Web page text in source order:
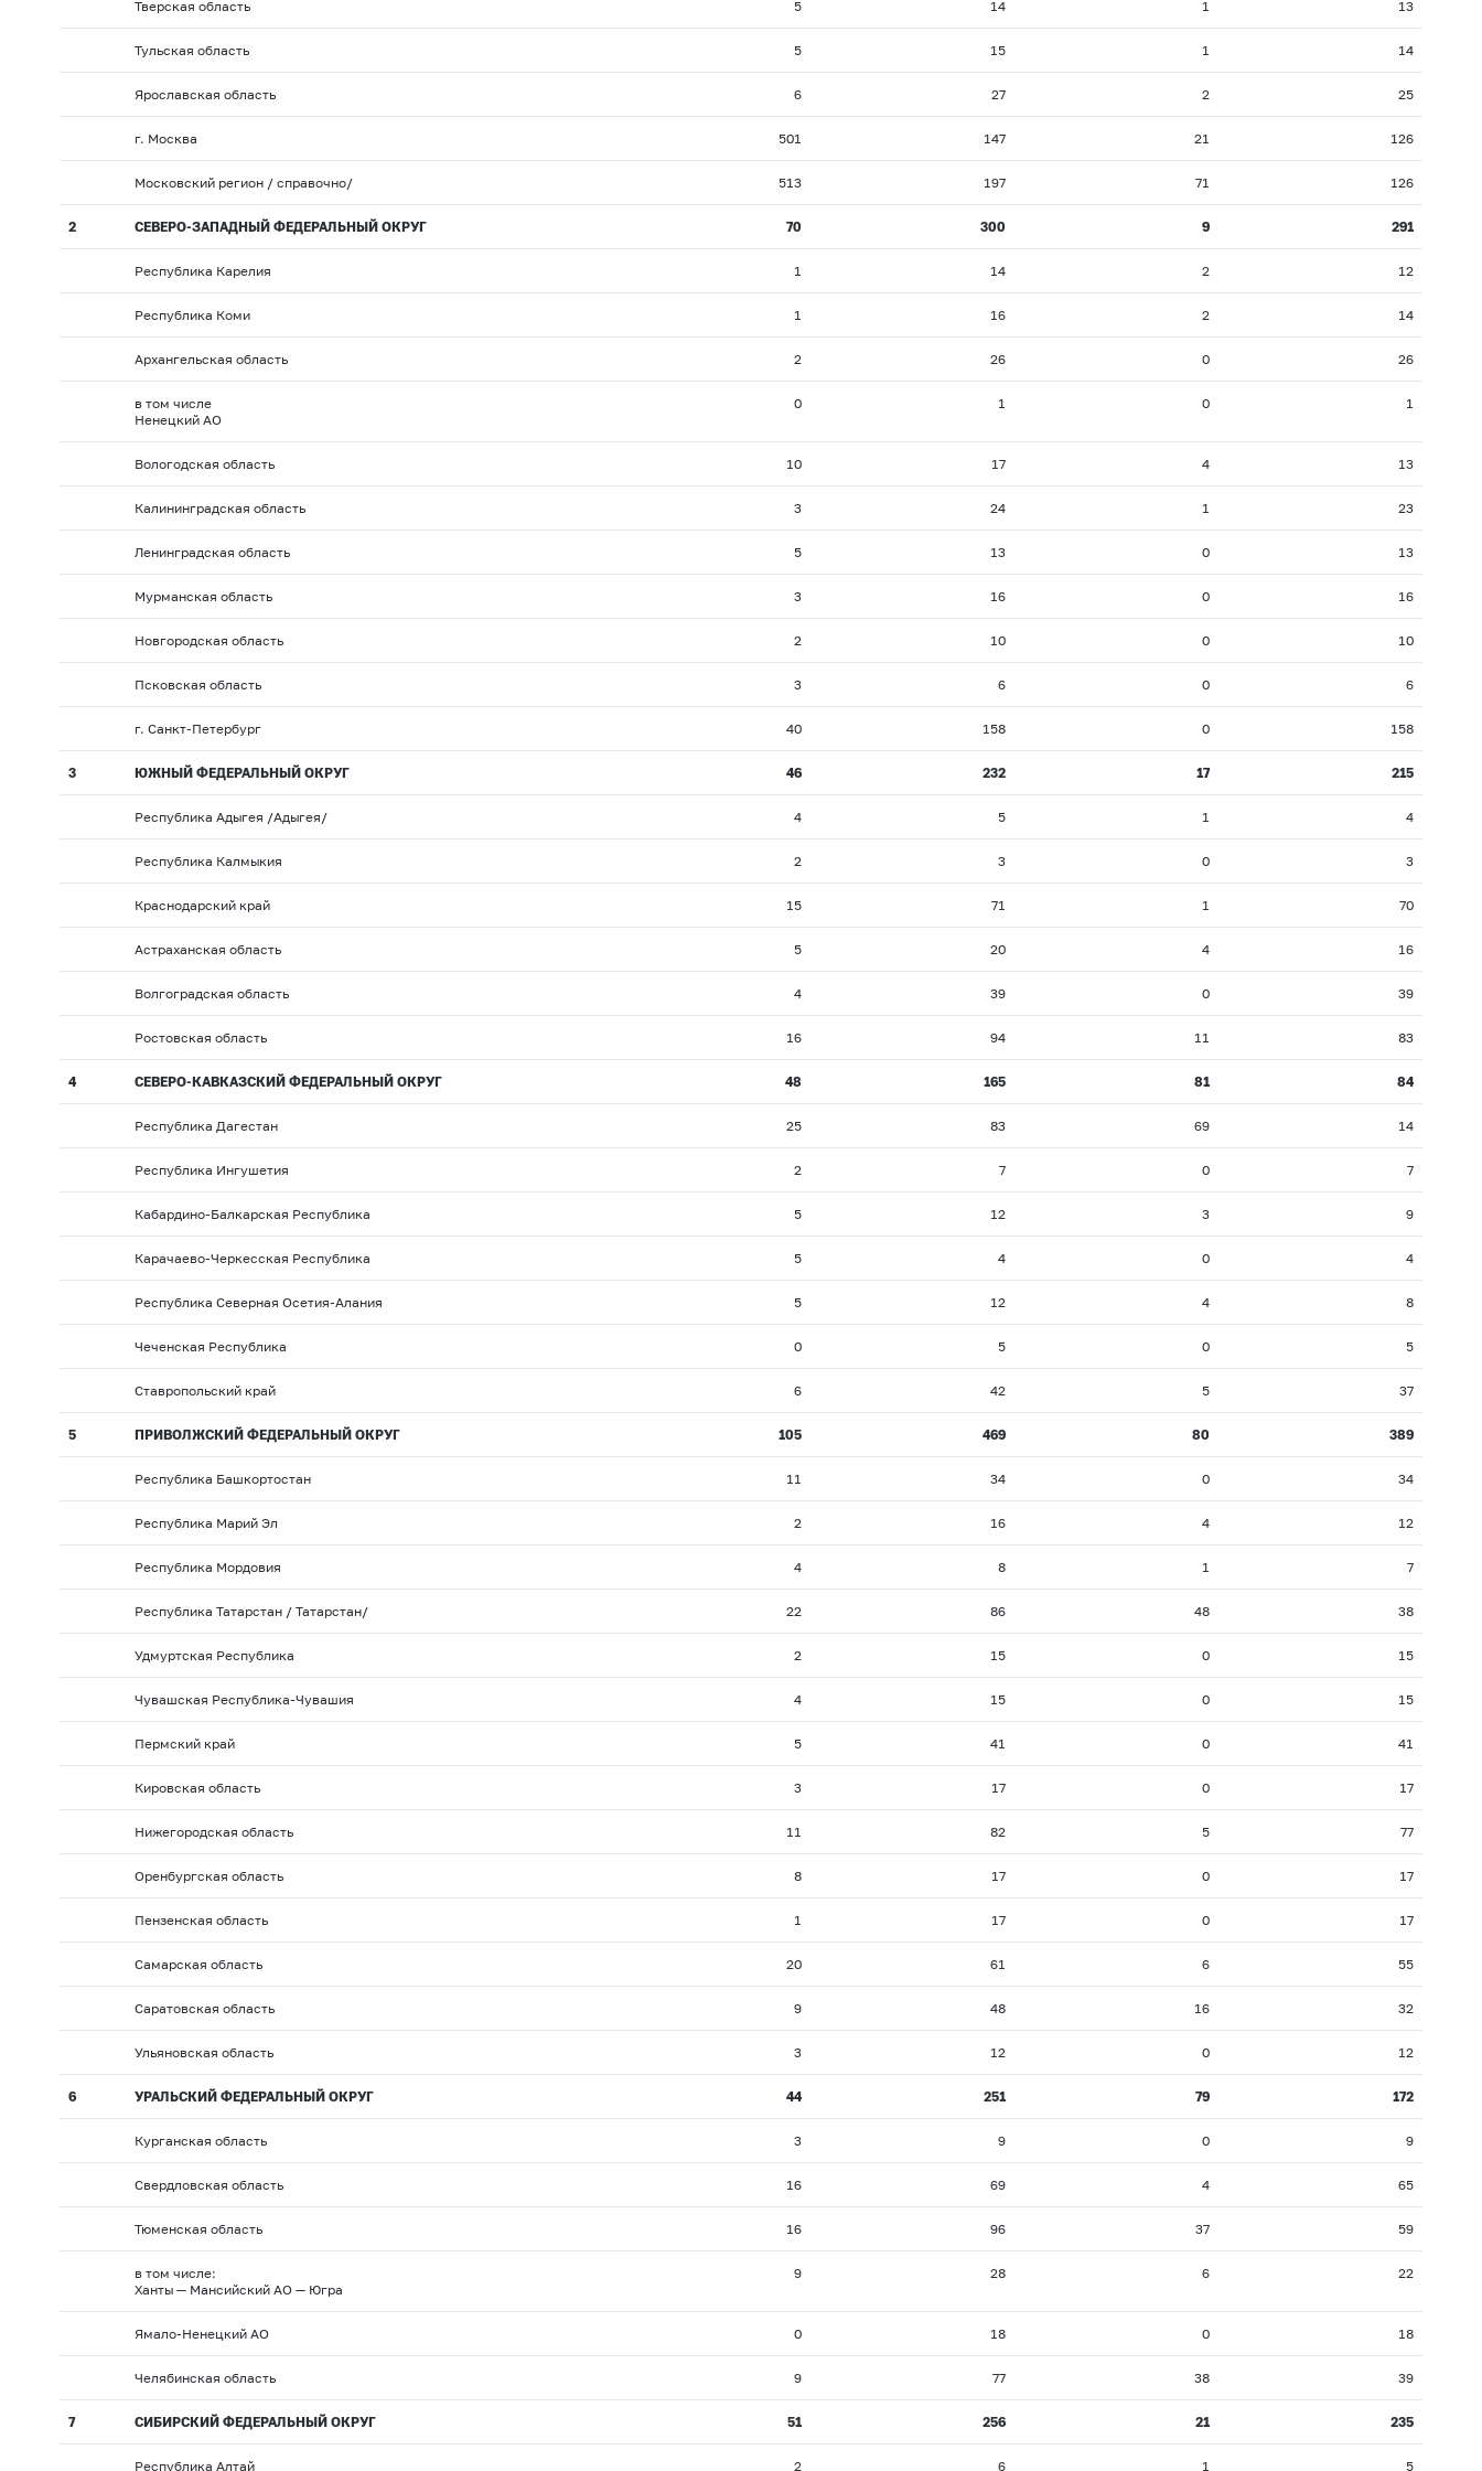
Тверская область 5 14 1 13
Тульская область 5 15 1 14
Ярославская область 6 27 2 25
г. Москва 501 147 21 126
Московский регион / справочно/ 513 197 71 126
2 СЕВЕРО-ЗАПАДНЫЙ ФЕДЕРАЛЬНЫЙ ОКРУГ 70 300 9 291
Республика Карелия 1 14 2 12
Республика Коми 1 16 2 14
Архангельская область 2 26 0 26
в том числе
Ненецкий АО
0 1 0 1
Вологодская область 10 17 4 13
Калининградская область 3 24 1 23
Ленинградская область 5 13 0 13
Мурманская область 3 16 0 16
Новгородская область 2 10 0 10
Псковская область 3 6 0 6
г. Санкт-Петербург 40 158 0 158
3 ЮЖНЫЙ ФЕДЕРАЛЬНЫЙ ОКРУГ 46 232 17 215
Республика Адыгея /Адыгея/ 4 5 1 4
Республика Калмыкия 2 3 0 3
Краснодарский край 15 71 1 70
Астраханская область 5 20 4 16
Волгоградская область 4 39 0 39
Ростовская область 16 94 11 83
4 СЕВЕРО-КАВКАЗСКИЙ ФЕДЕРАЛЬНЫЙ ОКРУГ 48 165 81 84
Республика Дагестан 25 83 69 14
Республика Ингушетия 2 7 0 7
Кабардино-Балкарская Республика 5 12 3 9
Карачаево-Черкесская Республика 5 4 0 4
Республика Северная Осетия-Алания 5 12 4 8
Чеченская Республика 0 5 0 5
Ставропольский край 6 42 5 37
5 ПРИВОЛЖСКИЙ ФЕДЕРАЛЬНЫЙ ОКРУГ 105 469 80 389
Республика Башкортостан 11 34 0 34
Республика Марий Эл 2 16 4 12
Республика Мордовия 4 8 1 7
Республика Татарстан / Татарстан/ 22 86 48 38
Удмуртская Республика 2 15 0 15
Чувашская Республика-Чувашия 4 15 0 15
Пермский край 5 41 0 41
Кировская область 3 17 0 17
Нижегородская область 11 82 5 77
Оренбургская область 8 17 0 17
Пензенская область 1 17 0 17
Самарская область 20 61 6 55
Саратовская область 9 48 16 32
Ульяновская область 3 12 0 12
6 УРАЛЬСКИЙ ФЕДЕРАЛЬНЫЙ ОКРУГ 44 251 79 172
Курганская область 3 9 0 9
Свердловская область 16 69 4 65
Тюменская область 16 96 37 59
в том числе:
Ханты — Мансийский АО — Югра
9 28 6 22
Ямало-Ненецкий АО 0 18 0 18
Челябинская область 9 77 38 39
7 СИБИРСКИЙ ФЕДЕРАЛЬНЫЙ ОКРУГ 51 256 21 235
Республика Алтай 2 6 1 5